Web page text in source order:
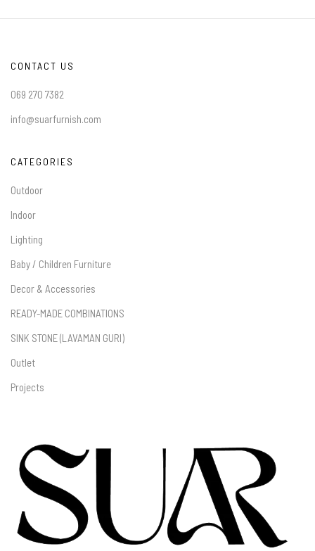
CONTACT US
069 270 7382
info@suarfurnish.com
CATEGORIES
Outdoor
Indoor
Lighting
Baby / Children Furniture
Decor & Accessories
READY-MADE COMBINATIONS
SINK STONE (LAVAMAN GURI)
Outlet
Projects